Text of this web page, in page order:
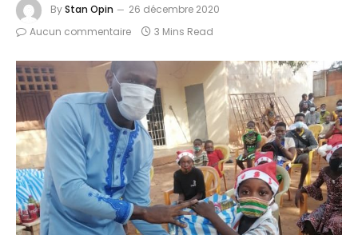
ByStan Opin
26 décembre 2020
Aucun commentaire
3 Mins Read